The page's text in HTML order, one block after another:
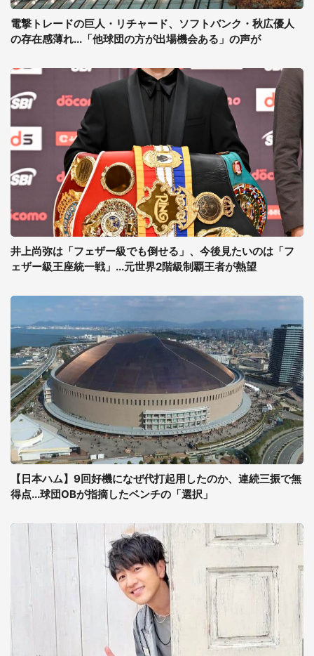
電撃トレードの巨人・リチャード、ソフトバンク・秋広優人
の存在感薄れ...「他球団の方が出場機会ある」の声が
井上尚弥は「フェザー級でも倒せる」、今後見たいのは「フ
ェザー級王座統一戦」...元世界2階級制覇王者が熱望
【日本ハム】9回好機になぜ代打起用したのか、連続三振で無
得点...球団OBが指摘したベンチの「選択」